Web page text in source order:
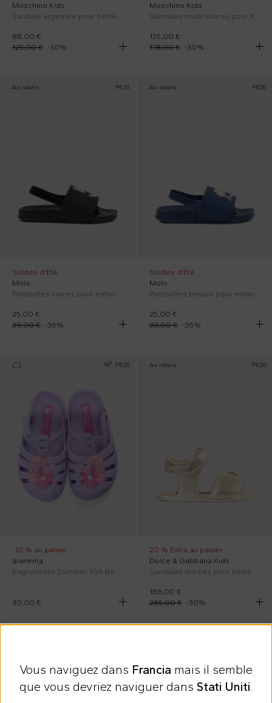
Moschino Kids
Sandale argentée pour bébé fille avec Teddy Bear
88,00 €
125,00 € -30%
Moschino Kids
Sandales multicolores pour Fille avec ours en peluche
125,00 €
178,00 €
-30%
Au rabais PE26
Soldes d'Été
Molo
Pantoufles noires pour enfants avec smiley
25,00 €
39,00 € -36%
Au rabais PE26
Soldes d'Été
Molo
Pantoufles bleues pour enfants avec smiley
25,00 €
39,00 €
-36%
PE26
-10 % au panier
Ipanema
30,00 €
Au rabais PE26
20 % Extra au panier
Dolce & Gabbana Kids
186,00 €
265,00 €
-30%
Vous naviguez dans Francia mais il semble
que vous devriez naviguer dans Stati Uniti